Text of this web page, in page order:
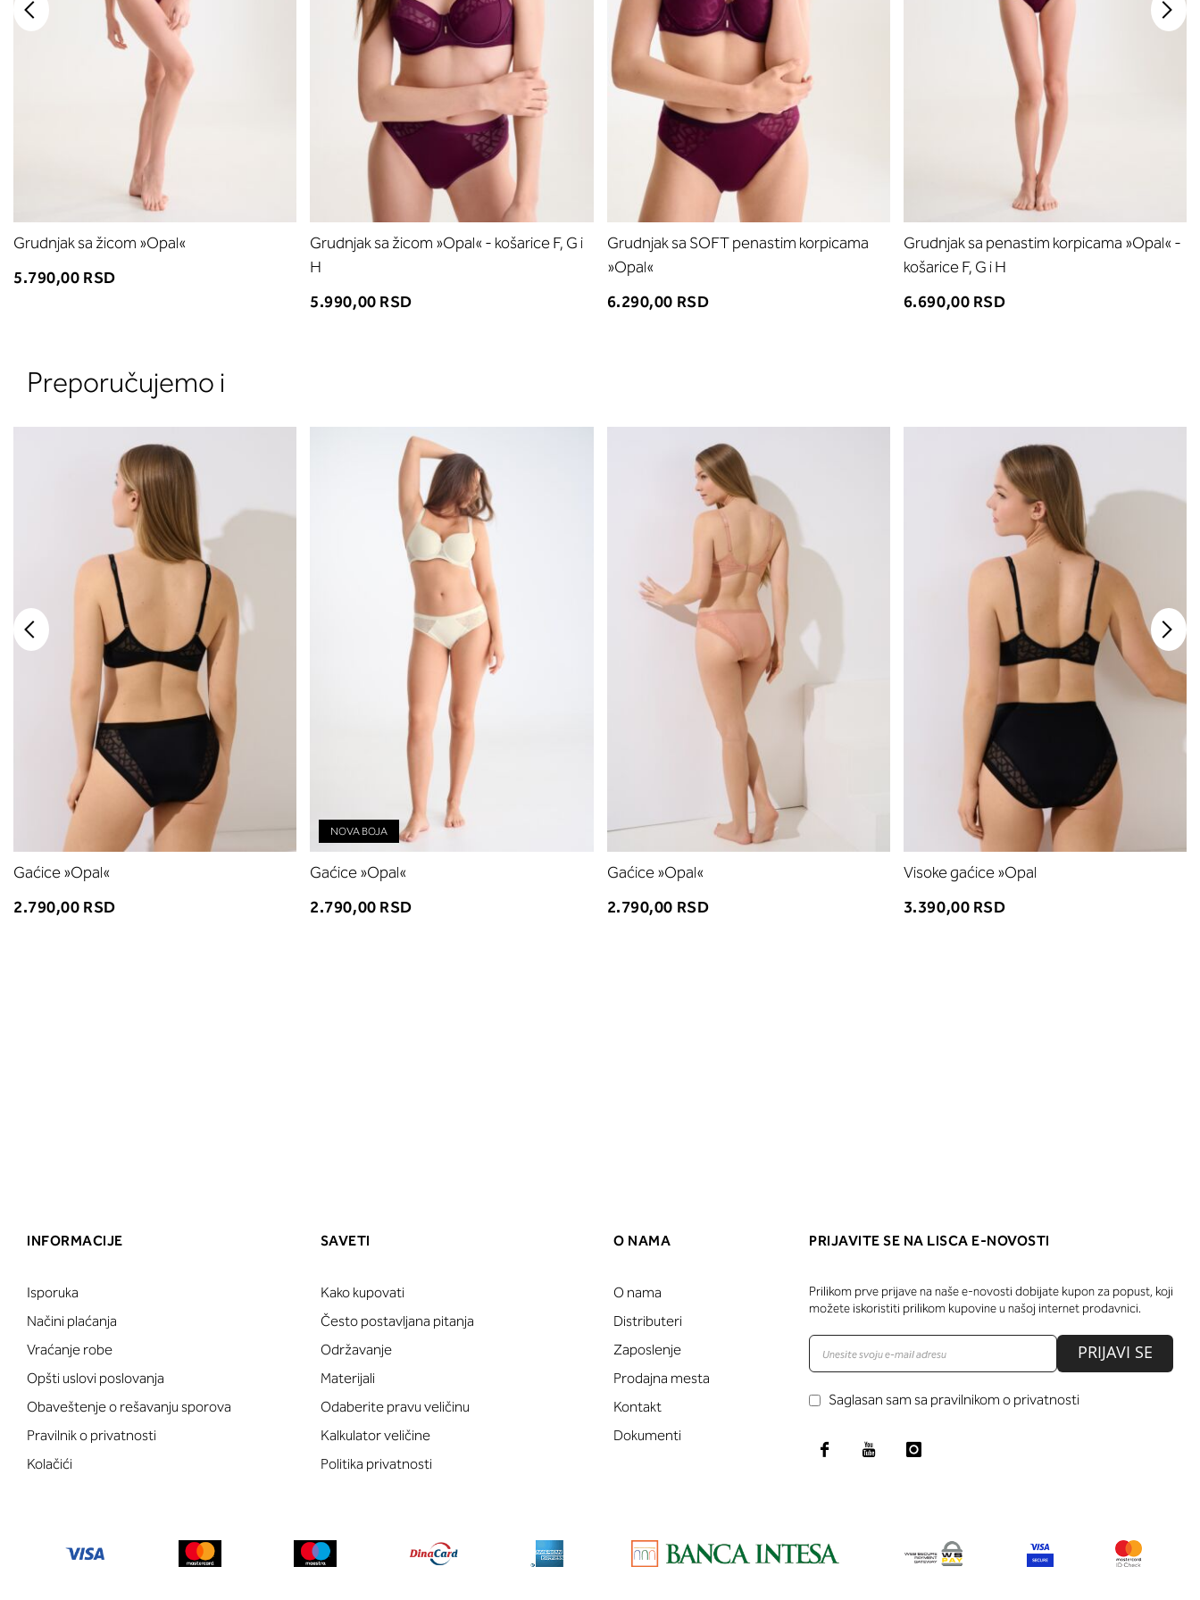
Grudnjak sa žicom »Opal«
5.790,00 RSD
Grudnjak sa žicom »Opal« - košarice F, G i
H
5.990,00 RSD
Grudnjak sa SOFT penastim korpicama
»Opal«
6.290,00 RSD
Grudnjak sa penastim korpicama »Opal« -
košarice F, G i H
6.690,00 RSD
Preporučujemo i
Gaćice »Opal«
2.790,00 RSD
NOVA BOJA
Gaćice »Opal«
2.790,00 RSD
Gaćice »Opal«
2.790,00 RSD
Visoke gaćice »Opal
3.390,00 RSD
INFORMACIJE
Isporuka
Načini plaćanja
Vraćanje robe
Opšti uslovi poslovanja
Obaveštenje o rešavanju sporova
Pravilnik o privatnosti
Kolačići
SAVETI
Kako kupovati
Često postavljana pitanja
Održavanje
Materijali
Odaberite pravu veličinu
Kalkulator veličine
Politika privatnosti
O NAMA
O nama
Distributeri
Zaposlenje
Prodajna mesta
Kontakt
Dokumenti
PRIJAVITE SE NA LISCA E-NOVOSTI
Prilikom prve prijave na naše e-novosti dobijate kupon za popust, koji
možete iskoristiti prilikom kupovine u našoj internet prodavnici.
PRIJAVI SE
Saglasan sam sa pravilnikom o privatnosti